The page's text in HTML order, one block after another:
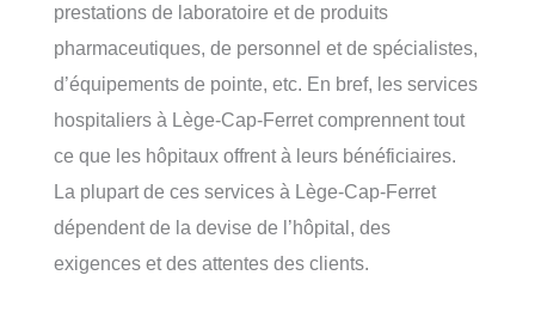
prestations de laboratoire et de produits
pharmaceutiques, de personnel et de spécialistes,
d’équipements de pointe, etc. En bref, les services
hospitaliers à Lège-Cap-Ferret comprennent tout
ce que les hôpitaux offrent à leurs bénéficiaires.
La plupart de ces services à Lège-Cap-Ferret
dépendent de la devise de l’hôpital, des
exigences et des attentes des clients.